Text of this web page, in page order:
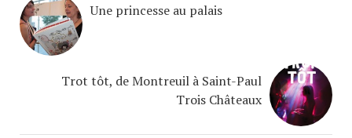
Une princesse au palais
Trot tôt, de Montreuil à Saint-Paul
Trois Châteaux